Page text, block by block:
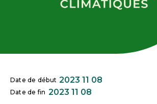
Date de début 2023 11 08
Date de fin 2023 11 08